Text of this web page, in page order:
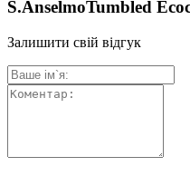
S.AnselmoTumbled
Залишити свій відгук